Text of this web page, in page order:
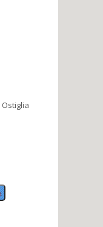
Ostiglia